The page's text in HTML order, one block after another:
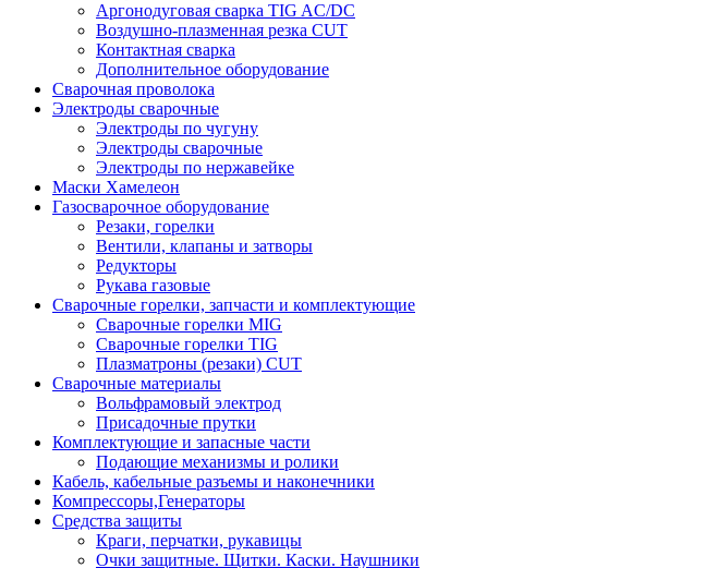
Аргонодуговая сварка TIG AC/DC
Воздушно-плазменная резка CUT
Контактная сварка
Дополнительное оборудование
Сварочная проволока
Электроды сварочные
Электроды по чугуну
Электроды сварочные
Электроды по нержавейке
Маски Хамелеон
Газосварочное оборудование
Резаки, горелки
Вентили, клапаны и затворы
Редукторы
Рукава газовые
Сварочные горелки, запчасти и комплектующие
Сварочные горелки MIG
Сварочные горелки TIG
Плазматроны (резаки) CUT
Сварочные материалы
Вольфрамовый электрод
Присадочные прутки
Комплектующие и запасные части
Подающие механизмы и ролики
Кабель, кабельные разъемы и наконечники
Компрессоры,Генераторы
Средства защиты
Краги, перчатки, рукавицы
Очки защитные. Щитки. Каски. Наушники